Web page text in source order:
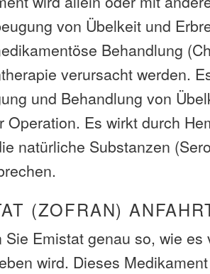
von Übelkeit und
Behandlung
verursacht werden.
und Behandlung von
Operation. Es wirkt durch
natürliche Substanzen
(ZOFRAN)
Sie Emistat genau so, wie es
wird. Dieses